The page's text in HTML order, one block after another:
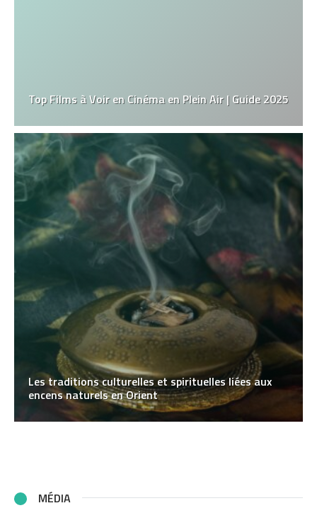
Top Films à Voir en Cinéma en Plein Air | Guide 2025
Les traditions culturelles et spirituelles liées aux
encens naturels en Orient
MÉDIA